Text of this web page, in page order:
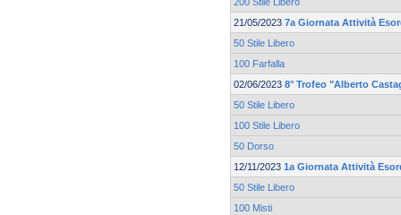
21/05/2023 7a Giornata Attività
50 Stile Libero
100 Farfalla
02/06/2023 8° Trofeo "Alberto
50 Stile Libero
100 Stile Libero
50 Dorso
12/11/2023 1a Giornata Attività
50 Stile Libero
100 Misti